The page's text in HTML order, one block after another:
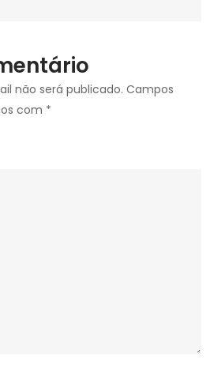
não será publicado. Campos
com *